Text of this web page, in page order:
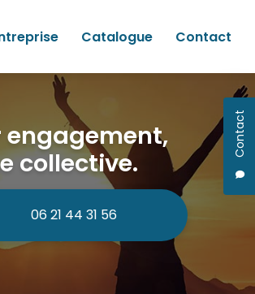
Contact
Catalogue Contact
engagement,
collective.
06 21 44 31 56